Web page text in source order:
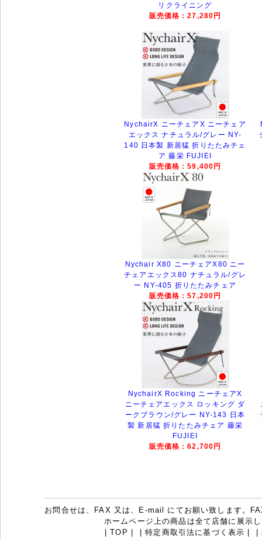
リクライニング
販売価格：27,280円
NychairX ニーチェアX ニーチェア
エックス ナチュラル/グレー NY-
140 日本製 新居猛 折りたたみチェ
ア 藤栄 FUJIEI
販売価格：59,400円
Nychair X80 ニーチェアX80 ニー
チェアエックス80 ナチュラル/グレ
ー NY-405 折りたたみチェア
販売価格：57,200円
NychairX Rocking ニーチェアX
ニーチェアエックス ロッキング ダ
ークブラウン/グレー NY-143 日本
製 新居猛 折りたたみチェア 藤栄
FUJIEI
販売価格：62,700円
お問合せは、FAX 又は、E-mail にてお願い致します。
ホームページ上の商品は全て店舗に展示
|TOP |特定商取引法に基づく表示 |